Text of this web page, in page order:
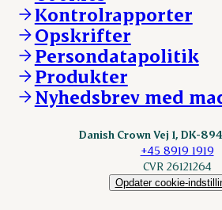
Vores lokationer
Kontakt
Danishcrownprofessional.com
DAT-Schaub.com
ESS-FOOD.com
Fonden Dansk Gastronomi
KLS.se
nordicspoor.com
Scanhide.dk
Kontrolrapporter
Opskrifter
Persondatapolitik
Produkter
Nyhedsbrev med
Danish Crown Vej 1, DK-
+45 8919 1919
CVR 26121264
Opdater cookie-